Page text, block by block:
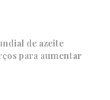
de azeite
para aumentar